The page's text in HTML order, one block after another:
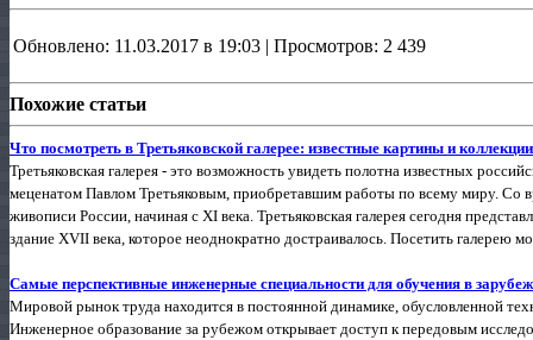
Обновлено: 11.03.2017 в 19:03 | Просмотров: 2 439
Похожие статьи
Что посмотреть в Третьяковской галерее: известные картины и коллекции
Третьяковская галерея - это возможность увидеть полотна известных
меценатом Павлом Третьяковым, приобретавшим работы по всему миру. Со
живописи России, начиная с XI века. Третьяковская галерея сегодня
здание XVII века, которое неоднократно достраивалось. Посетить галерею
Самые перспективные инженерные специальности для обучения в
Мировой рынок труда находится в постоянной динамике, обусловленной
Инженерное образование за рубежом открывает доступ к передовым